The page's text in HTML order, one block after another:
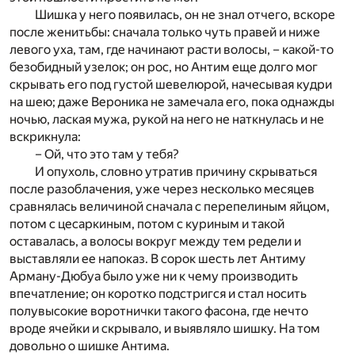
Шишка у него появилась, он не знал отчего, вскоре
после женитьбы: сначала только чуть правей и ниже
левого уха, там, где начинают расти волосы, – какой-то
безобидный узелок; он рос, но Антим еще долго мог
скрывать его под густой шевелюрой, начесывая кудри
на шею; даже Вероника не замечала его, пока однажды
ночью, лаская мужа, рукой на него не наткнулась и не
вскрикнула:
– Ой, что это там у тебя?
И опухоль, словно утратив причину скрываться
после разоблачения, уже через несколько месяцев
сравнялась величиной сначала с перепелиным яйцом,
потом с цесаркиным, потом с куриным и такой
оставалась, а волосы вокруг между тем редели и
выставляли ее напоказ. В сорок шесть лет Антиму
Арману-Дюбуа было уже ни к чему производить
впечатление; он коротко подстригся и стал носить
полувысокие воротнички такого фасона, где нечто
вроде ячейки и скрывало, и выявляло шишку. На том
довольно о шишке Антима.